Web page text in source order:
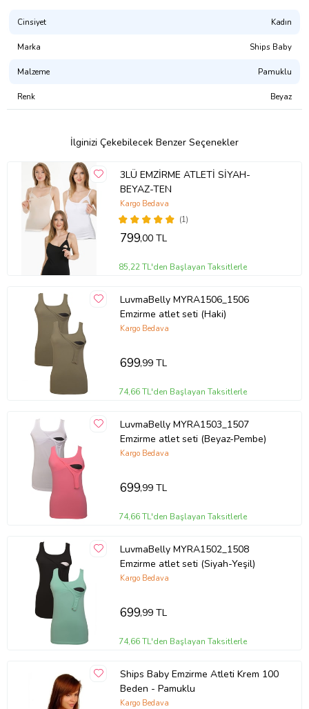
GİYİMÜRÜNLERİMİZDE İADE VE DEĞİŞİM YAPILMAMAKTADIR. Bu
uygulamanın amacı müşterilerimize sağlıklı vehijyenik ürünler
sunabilmektir.
Ürün Kodu:
Cinsiyet Kadın
Marka Ships Baby
Malzeme Pamuklu
Renk Beyaz
İlginizi Çekebilecek Benzer Seçenekler
3LÜ EMZİRME ATLETİ SİYAH-
BEYAZ-TEN
(1)
Kargo Bedava
799,00 TL
85,22 TL'den Başlayan Taksitlerle
LuvmaBelly MYRA1506_1506
Emzirme atlet seti (Haki)
Kargo Bedava
699,99 TL
74,66 TL'den Başlayan Taksitlerle
LuvmaBelly MYRA1503_1507
Emzirme atlet seti (Beyaz-Pembe)
Kargo Bedava
699,99 TL
74,66 TL'den Başlayan Taksitlerle
LuvmaBelly MYRA1502_1508
Emzirme atlet seti (Siyah-Yeşil)
Kargo Bedava
699,99 TL
74,66 TL'den Başlayan Taksitlerle
Ships Baby Emzirme Atleti Krem 100
Beden - Pamuklu
Kargo Bedava